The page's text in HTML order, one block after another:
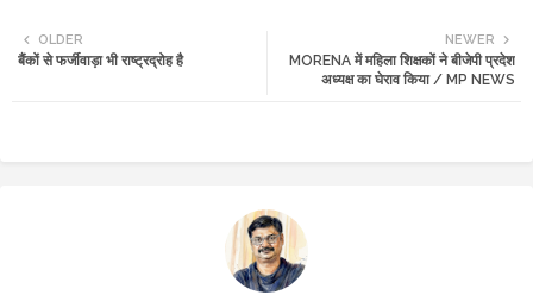
ats
NEWER
MORENA में महिला शिक्षकों ने बीजेपी प्रदेश
अध्यक्ष का घेराव किया / MP NEWS
OLDER
बैंकों से फर्जीवाड़ा भी राष्ट्रद्रोह है